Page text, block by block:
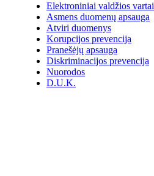
Elektroniniai valdžios vartai
Asmens duomenų apsauga
Atviri duomenys
Korupcijos prevencija
Pranešėjų apsauga
Diskriminacijos prevencija
Nuorodos
D.U.K.